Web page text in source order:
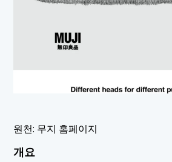
원천: 무지 홈페이지
개요